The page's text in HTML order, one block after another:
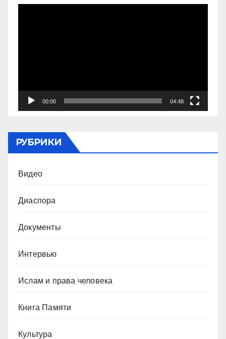
00:00 04:48
РУБРИКИ
Видео
Диаспора
Документы
Интервью
Ислам и права человека
Книга Памяти
Культура